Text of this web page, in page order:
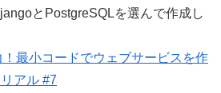
とPostgreSQLを選んで作成し
最小コードでウェブサービスを作
アル #7